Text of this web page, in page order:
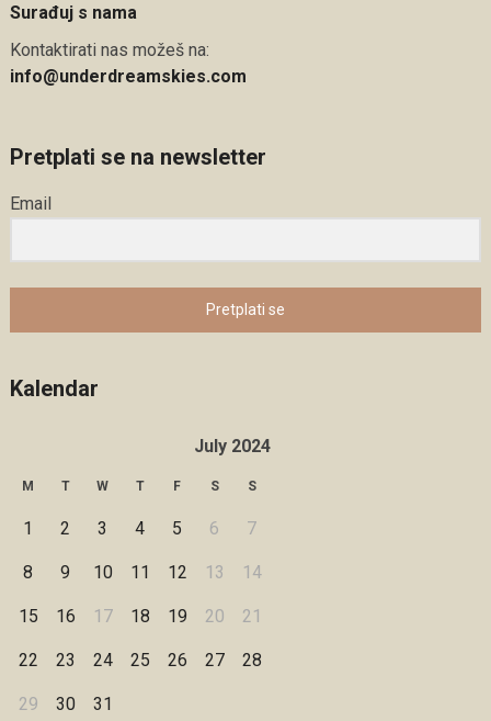
Surađuj s nama
Kontaktirati nas možeš na:
info@underdreamskies.com
Pretplati se na newsletter
Email
Pretplati se
Kalendar
July 2024
M T W T F S S
1 2 3 4 5 6 7
8 9 10 11 12 13 14
15 16 17 18 19 20 21
22 23 24 25 26 27 28
29 30 31